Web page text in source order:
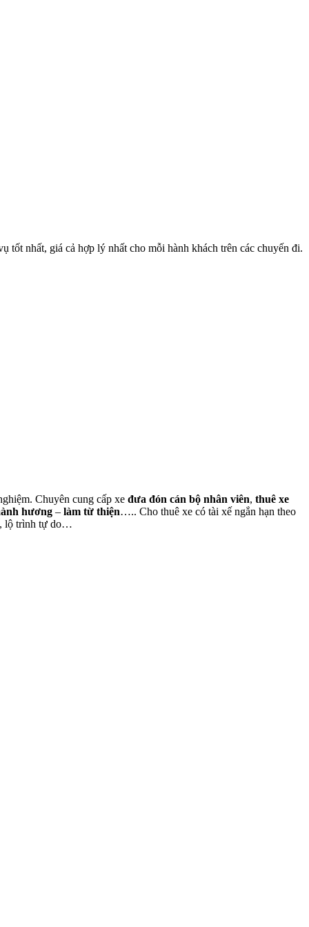
nhất, giá cả hợp lý nhất cho mỗi hành khách trên các chuyến đi.
Chuyên cung cấp xe đưa đón cán bộ nhân viên, thuê xe
hương – làm từ thiện….. Cho thuê xe có tài xế ngắn hạn theo
lộ trình tự do…